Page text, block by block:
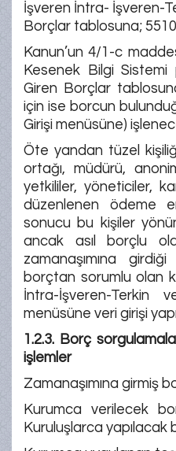
İşveren İntra- İşveren-
Borçlar tablosuna; 5510
Kanun’un 4/1-c
Kesenek Bilgi Sistemi
Giren Borçlar
için ise borcun
Girişi menüsüne)
Öte yandan tüzel
ortağı, müdürü,
yetkililer, yöneticiler,
düzenlenen ödeme
sonucu bu kişiler
ancak asıl borçlu
zamanaşımına
borçtan sorumlu olan
İntra-İşveren-Terkin
menüsüne veri girişi
1.2.3. Borç
işlemler
Zamanaşımına girmiş
Kurumca verilecek
Kuruluşlarca yapılacak